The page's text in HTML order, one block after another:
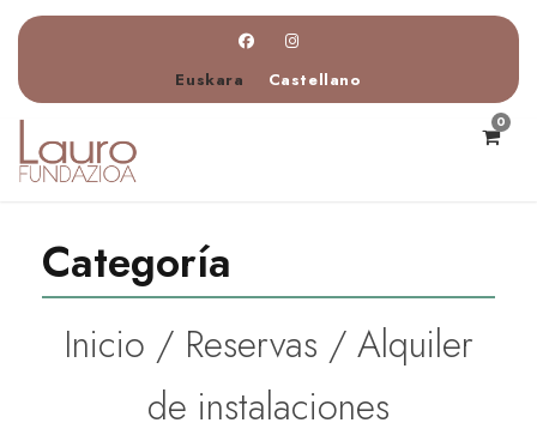
Euskara Castellano
0
Categoría
Inicio / Reservas / Alquiler
de instalaciones